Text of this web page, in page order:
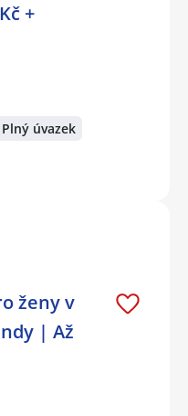
+
Plný úvazek
ženy v
| Až